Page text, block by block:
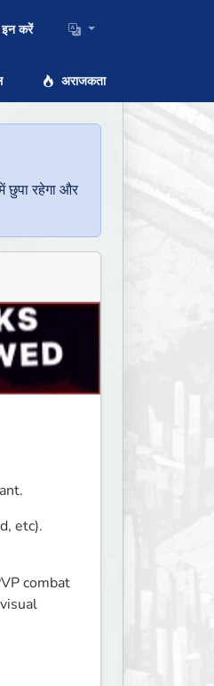
इन करें
अराजकता
छुपा रहेगा और
etc).
combat